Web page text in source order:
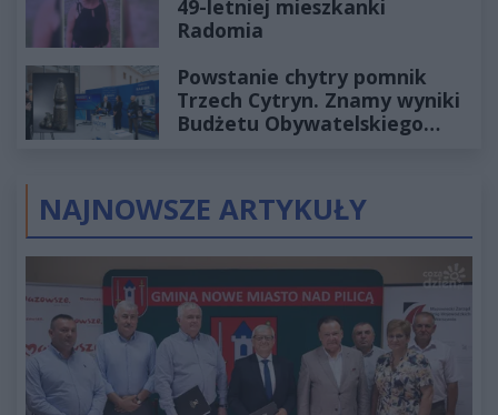
49-letniej mieszkanki
Radomia
Powstanie chytry pomnik
Trzech Cytryn. Znamy wyniki
Budżetu Obywatelskiego
NAJNOWSZE ARTYKUŁY